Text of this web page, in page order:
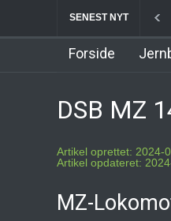
SENEST NYT
Forside
DSB MZ
Artikel oprettet: 2024-
Artikel opdateret:
MZ-